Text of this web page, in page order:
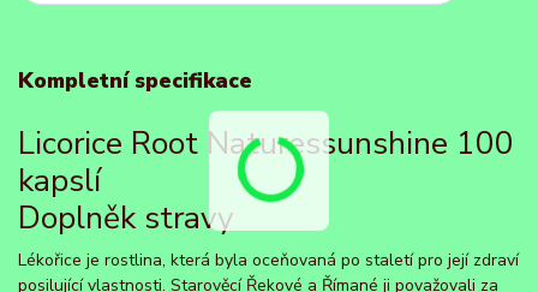
Kompletní specifikace
Licorice Root Naturessunshine 100
kapslí
Doplněk stravy
Lékořice je rostlina, která byla oceňovaná po staletí pro její zdraví
posilující vlastnosti. Starověcí Řekové a Římané ji považovali za